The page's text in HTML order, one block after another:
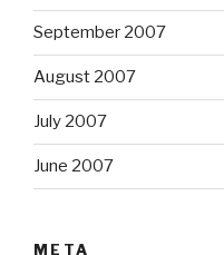
September 2007
August 2007
July 2007
June 2007
META